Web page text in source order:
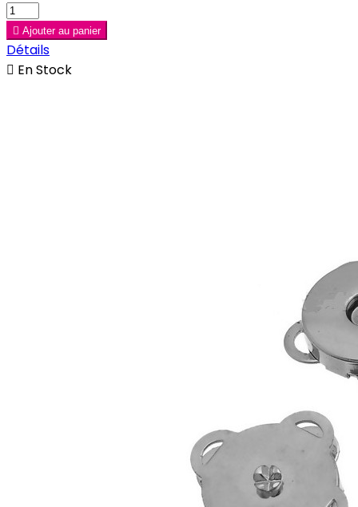
 Ajouter au panier
Détails
 En Stock